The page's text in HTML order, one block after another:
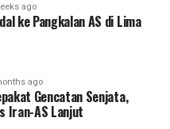
ago
ke Pangkalan AS di Lima
ago
Gencatan Senjata,
Iran-AS Lanjut